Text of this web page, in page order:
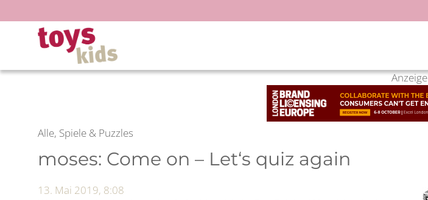
Inhalt
springen
Anzeige
Alle, Spiele & Puzzles
moses: Come on – Let‘s quiz again
13. Mai 2019, 8:08